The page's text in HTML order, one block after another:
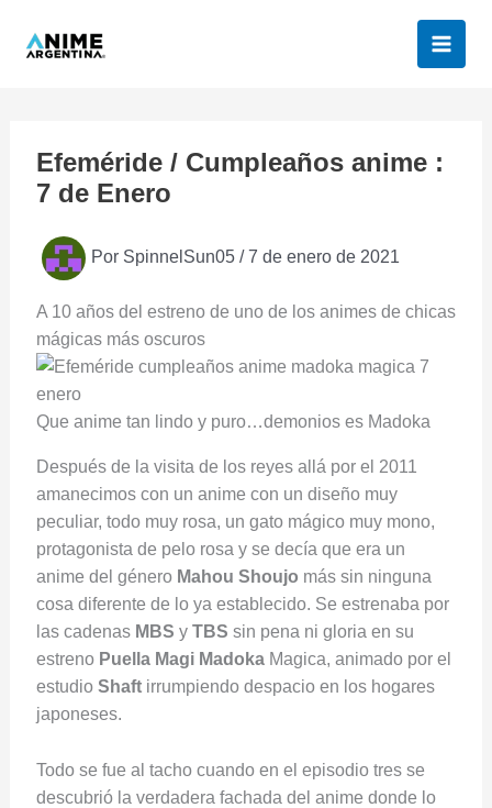
Efeméride / Cumpleaños anime :
7 de Enero
Por SpinnelSun05 /7 de enero de 2021
A 10 años del estreno de uno de los animes de chicas
mágicas más oscuros
Que anime tan lindo y puro…demonios es Madoka
Después de la visita de los reyes allá por el 2011
amanecimos con un anime con un diseño muy
peculiar, todo muy rosa, un gato mágico muy mono,
protagonista de pelo rosa y se decía que era un
anime del género Mahou Shoujo más sin ninguna
cosa diferente de lo ya establecido. Se estrenaba por
las cadenas MBS y TBS sin pena ni gloria en su
estreno Puella Magi MadokaMagica, animado por el
estudio Shaftirrumpiendo despacio en los hogares
japoneses.
Todo se fue al tacho cuando en el episodio tres se
descubrió la verdadera fachada del anime donde lo